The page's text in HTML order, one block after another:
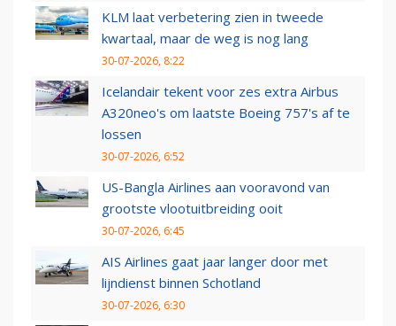
KLM laat verbetering zien in tweede
kwartaal, maar de weg is nog lang
30-07-2026, 8:22
Icelandair tekent voor zes extra Airbus
A320neo's om laatste Boeing 757's af te
lossen
30-07-2026, 6:52
US-Bangla Airlines aan vooravond van
grootste vlootuitbreiding ooit
30-07-2026, 6:45
AIS Airlines gaat jaar langer door met
lijndienst binnen Schotland
30-07-2026, 6:30